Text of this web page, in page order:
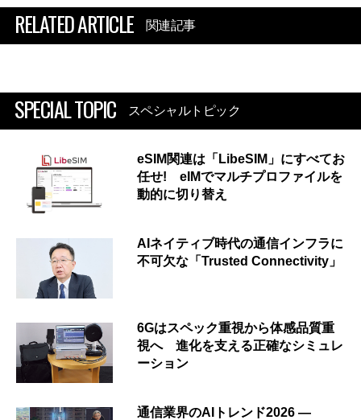
RELATED ARTICLE 関連記事
SPECIAL TOPIC スペシャルトピック
eSIM関連は「LibeSIM」にすべてお
任せ! eIMでマルチプロファイルを
動的に切り替え
AIネイティブ時代の通信インフラに
不可欠な「Trusted Connectivity」
6Gはスペック重視から体感品質重
視へ 進化を支える正確なシミュレ
ーション
通信業界のAIトレンド2026 ―